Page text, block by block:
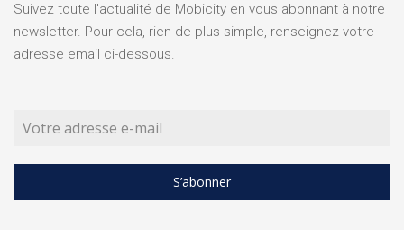
Suivez toute l'actualité de Mobicity en vous abonnant à notre
newsletter. Pour cela, rien de plus simple, renseignez votre
adresse email ci-dessous.
S’abonner